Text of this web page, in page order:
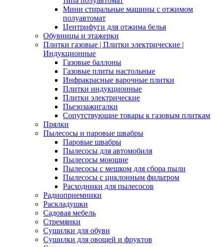
Мини стиральные машины с отжимом
полуавтомат
Центрифуги для отжима белья
Обувницы и этажерки
Плитки газовые | Плитки электрические |
Индукционные
Газовые баллоны
Газовые плиты настольные
Инфракрасные варочные плитки
Плитки индукционные
Плитки электрические
Пьезозажигалки
Сопутствующие товары к газовым плиткам
Прялки
Пылесосы и паровые швабры
Паровые швабры
Пылесосы для автомобиля
Пылесосы моющие
Пылесосы с мешком для сбора пыли
Пылесосы с циклонным фильтром
Расходники для пылесосов
Радиоприемники
Раскладушки
Садовая мебель
Стремянки
Сушилки для обуви
Сушилки для овощей и фруктов